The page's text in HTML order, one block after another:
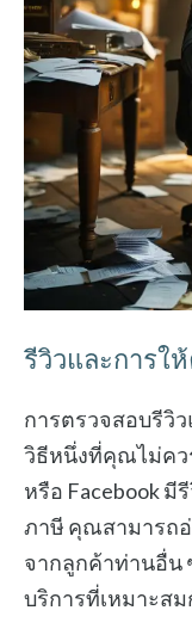
รีวิวและการใ
การตรวจสอบรีวิ
วิธีหนึ่งที่คุณไม่ควร
หรือ Facebook
ภาษี คุณสามารถ
จากลูกค้าท่านอื่น
บริการที่เหมาะส